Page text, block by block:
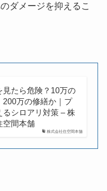
ダメージを抑えるこ
株式会社住空間本舗
見たら危険？10万の
200万の修繕か｜プ
るシロアリ対策 – 株
空間本舗